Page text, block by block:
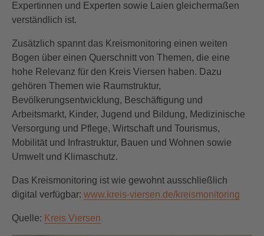
Expertinnen und Experten sowie Laien gleichermaßen
verständlich ist.
Zusätzlich spannt das Kreismonitoring einen weiten
Bogen über einen Querschnitt von Themen, die eine
hohe Relevanz für den Kreis Viersen haben. Dazu
gehören Themen wie Raumstruktur,
Bevölkerungsentwicklung, Beschäftigung und
Arbeitsmarkt, Kinder, Jugend und Bildung, Medizinische
Versorgung und Pflege, Wirtschaft und Tourismus,
Mobilität und Infrastruktur, Bauen und Wohnen sowie
Umwelt und Klimaschutz.
Das Kreismonitoring ist wie gewohnt ausschließlich
digital verfügbar: www.kreis-viersen.de/kreismonitoring
Quelle: Kreis Viersen